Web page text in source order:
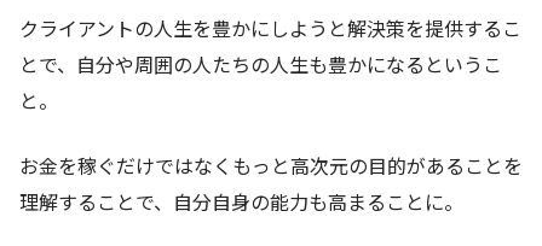
クライアントの人生を豊かにしようと解決策を提供するこ
とで、自分や周囲の人たちの人生も豊かになるというこ
と。
お金を稼ぐだけではなくもっと高次元の目的があることを
理解することで、自分自身の能力も高まることに。